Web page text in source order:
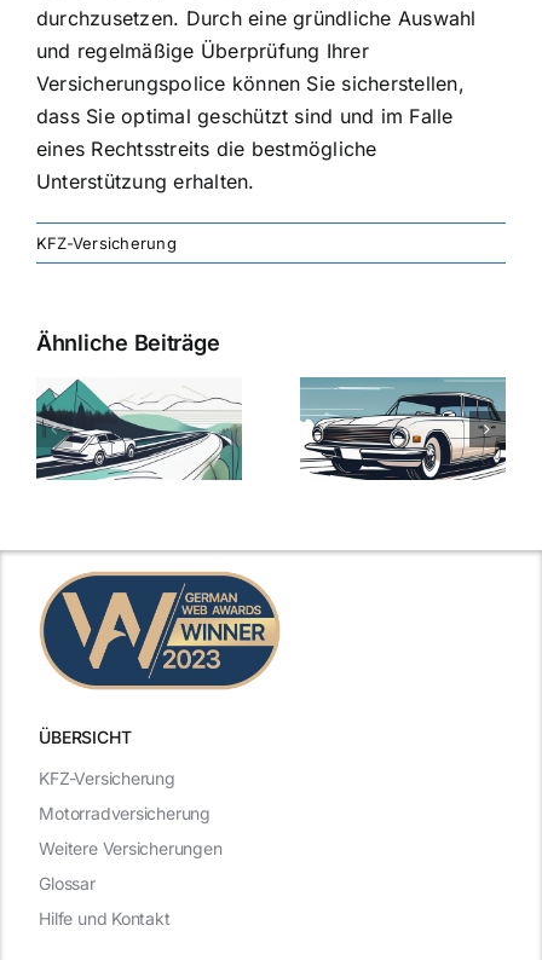
durchzusetzen. Durch eine gründliche Auswahl
und regelmäßige Überprüfung Ihrer
Versicherungspolice können Sie sicherstellen,
dass Sie optimal geschützt sind und im Falle
eines Rechtsstreits die bestmögliche
Unterstützung erhalten.
KFZ-Versicherung
Ähnliche Beiträge
Versicherung:
Günstige Kfz-
Versicherungstarife
mit Top-
Kfz-
Die besten
Angebote im
ÜBERSICHT
KFZ-Versicherung
Motorradversicherung
Weitere Versicherungen
Glossar
Hilfe und Kontakt